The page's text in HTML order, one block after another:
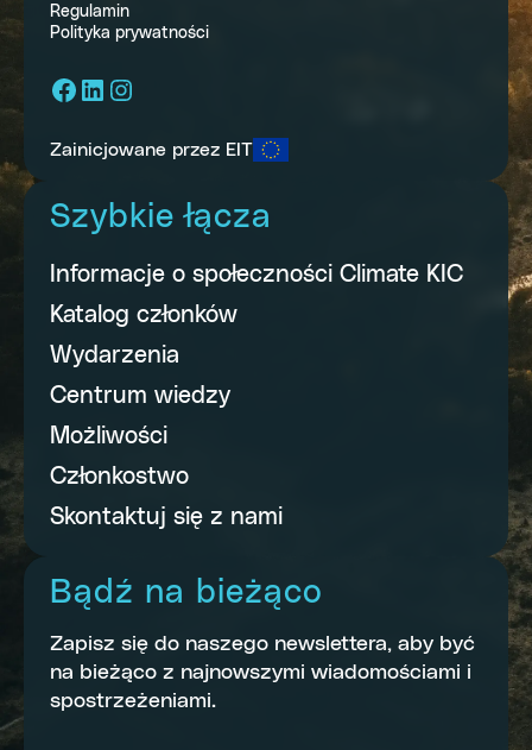
Regulamin
Polityka prywatności
Facebook
LinkedIn
Instagram
Zainicjowane przez EIT
Szybkie łącza
Informacje o społeczności Climate KIC
Katalog członków
Wydarzenia
Centrum wiedzy
Możliwości
Członkostwo
Skontaktuj się z nami
Bądź na bieżąco
Zapisz się do naszego newslettera, aby być
na bieżąco z najnowszymi wiadomościami i
spostrzeżeniami.